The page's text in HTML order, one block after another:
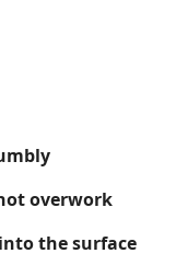
overwork
the surface